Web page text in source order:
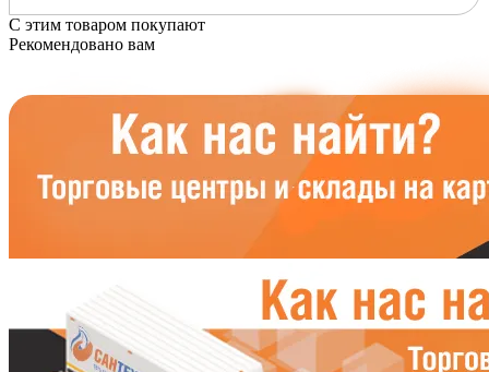
С этим товаром покупают
Рекомендовано вам